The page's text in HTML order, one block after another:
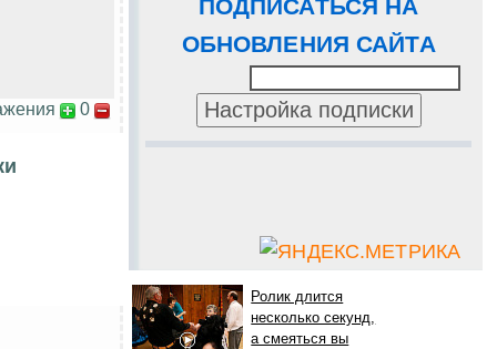
ПОДПИСАТЬСЯ НА
ОБНОВЛЕНИЯ САЙТА
Ролик длится
несколько секунд,
а смеяться вы
0